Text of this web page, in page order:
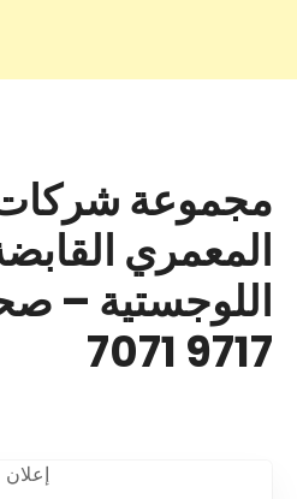
مجموعة
المعمري
9717 7071
إعلان